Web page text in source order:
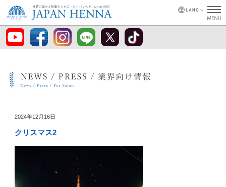
2024年12月16日
クリスマス2